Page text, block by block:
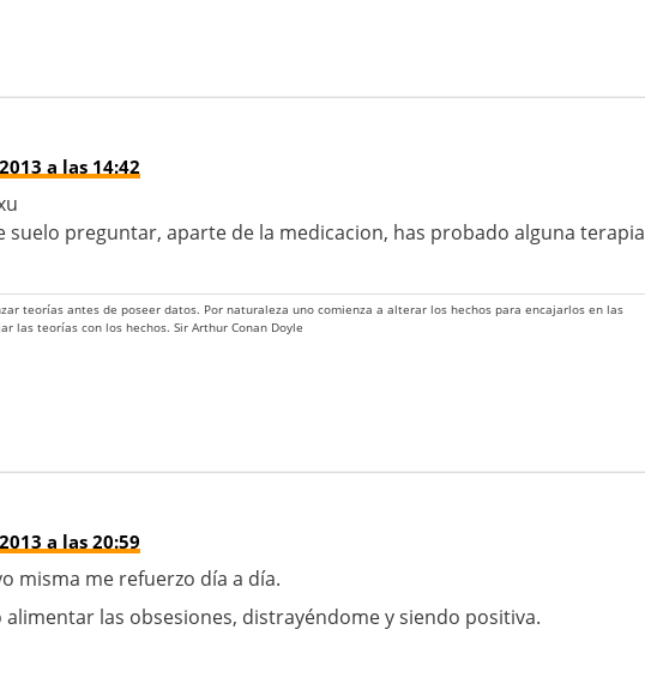
a las 14:42
suelo preguntar, aparte de la medicacion, has probado alguna terapia
teorías antes de poseer datos. Por naturaleza uno comienza a alterar los hechos para encajarlos en las
las teorías con los hechos. Sir Arthur Conan Doyle
a las 20:59
misma me refuerzo día a día.
las obsesiones, distrayéndome y siendo positiva.